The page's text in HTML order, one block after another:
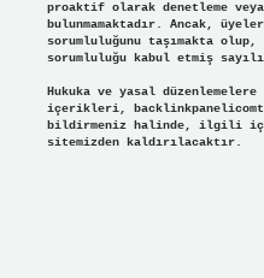
proaktif olarak denetleme veya
bulunmamaktadır. Ancak,
sorumluluğunu taşımakta
sorumluluğu kabul etmiş
Hukuka ve yasal düzenlemelere
içerikleri,
bildirmeniz halinde, ilgili
sitemizden kaldırılacaktır.